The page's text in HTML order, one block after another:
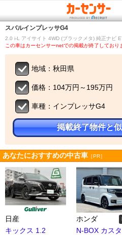
スバルインプレッサG4
2.0 i-L アイサイト 4WD (ブラックメタ) 純正ナビ
この車はカーセンサーnetでの掲載が終了しており
地域：秋田県
価格：104万円～195万円
車種：インプレッサG4
掲載終了物件と
あなたにおすすめの中古車 ［PR］
日産
キックス 1.2
ホンダ
N-BOX カス